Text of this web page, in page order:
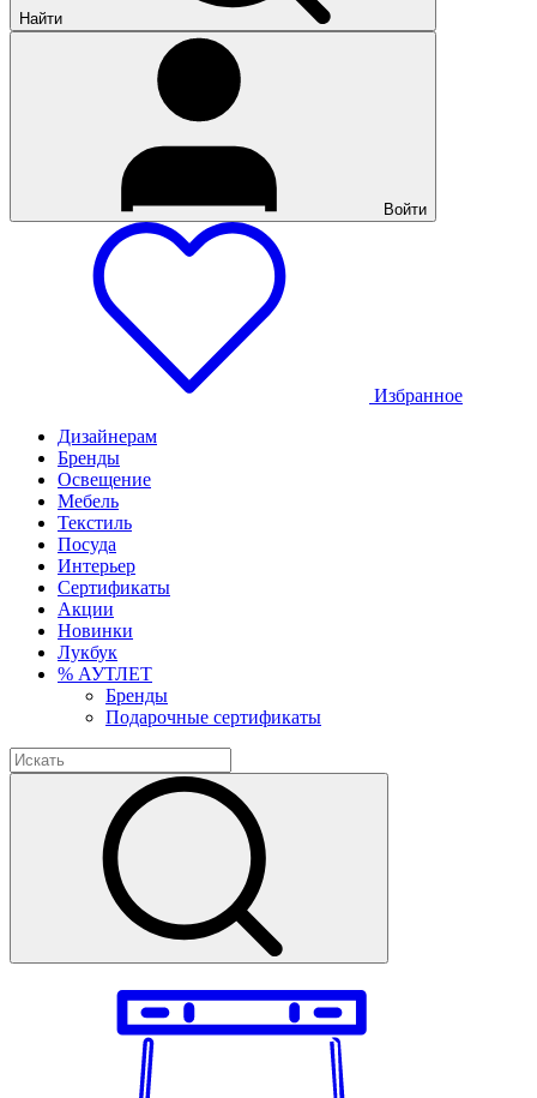
Найти
Войти
Избранное
Дизайнерам
Бренды
Освещение
Мебель
Текстиль
Посуда
Интерьер
Сертификаты
Акции
Новинки
Лукбук
% АУТЛЕТ
Бренды
Подарочные сертификаты